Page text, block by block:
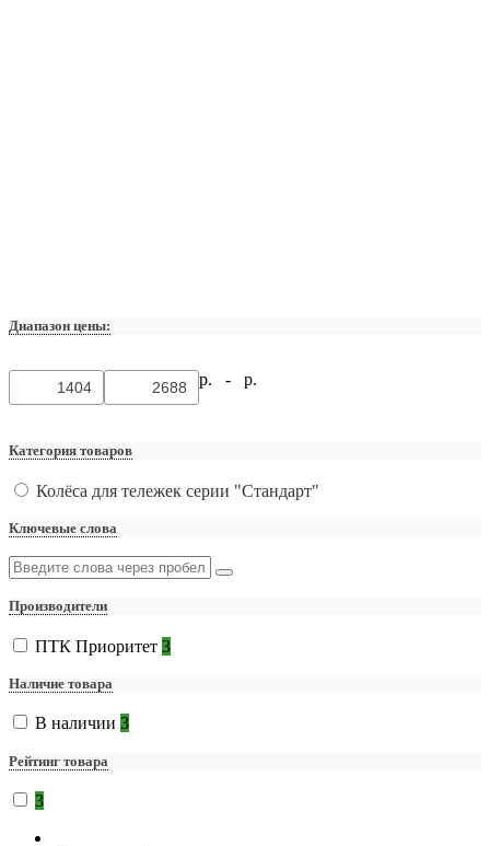
Диапазон цены:
р. - р.
Категория товаров
Колёса для тележек серии "Стандарт"
Ключевые слова
Производители
ПТК Приоритет 3
Наличие товара
В наличии 3
Рейтинг товара
3